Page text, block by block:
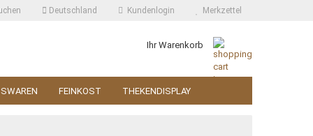
Deutschland Kundenlogin Merkzettel
Ihr Warenkorb
FEINKOST THEKENDISPLAY